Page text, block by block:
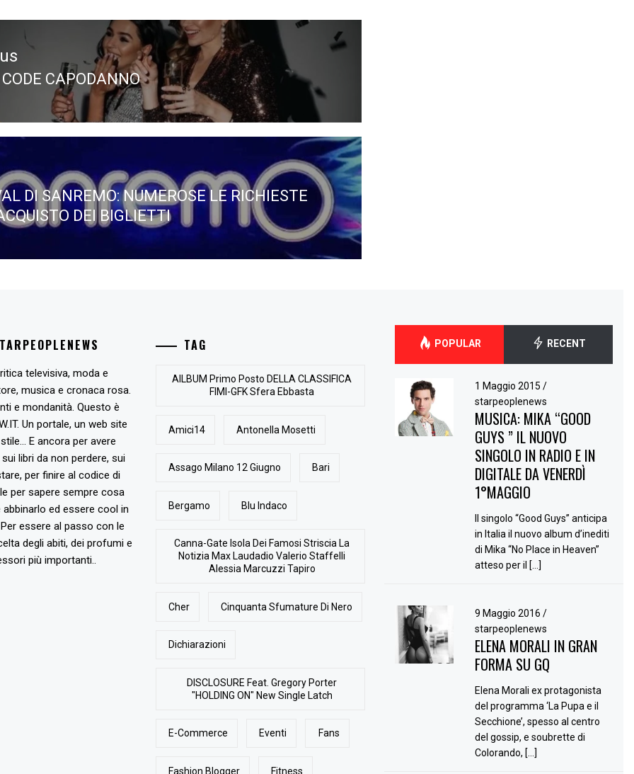
CAPODANNO
DI SANREMO: NUMEROSE LE RICHIESTE
DEI BIGLIETTI
televisiva, moda e
musica e cronaca rosa.
e mondanità. Questo è
Un portale, un web site
E ancora per avere
libri da non perdere, sui
per finire al codice di
per sapere sempre cosa
ed essere cool in
essere al passo con le
degli abiti, dei profumi e
più importanti..
TAG
AlLBUM Primo Posto DELLA CLASSIFICA
FIMI-GFK Sfera Ebbasta
Amici14 Antonella Mosetti
Assago Milano 12 Giugno Bari
Bergamo Blu Indaco
Canna-Gate Isola Dei Famosi Striscia La
Notizia Max Laudadio Valerio Staffelli
Alessia Marcuzzi Tapiro
Cher Cinquanta Sfumature Di Nero
Dichiarazioni
DISCLOSURE Feat. Gregory Porter
"HOLDING ON" New Single Latch
E-Commerce Eventi Fans
Fashion Blogger Fitness
POPULAR RECENT
1 Maggio 2015 /
starpeoplenews
MUSICA: MIKA “GOOD
GUYS ” IL NUOVO
SINGOLO IN RADIO E IN
DIGITALE DA VENERDÌ
1°MAGGIO
Il singolo “Good Guys” anticipa
in Italia il nuovo album d’inediti
di Mika “No Place in Heaven”
atteso per il […]
9 Maggio 2016 /
starpeoplenews
ELENA MORALI IN GRAN
FORMA SU GQ
Elena Morali ex protagonista
del programma ‘La Pupa e il
Secchione’, spesso al centro
del gossip, e soubrette di
Colorando, […]